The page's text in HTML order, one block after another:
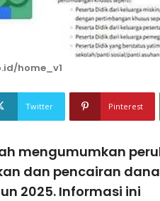
home_v1
Twitter Pinterest
mengumumkan
dan pencairan dana
2025. Informasi ini